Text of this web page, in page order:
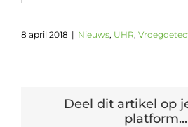
8 april 2018 | Nieuws, UHR,
Deel dit artikel op